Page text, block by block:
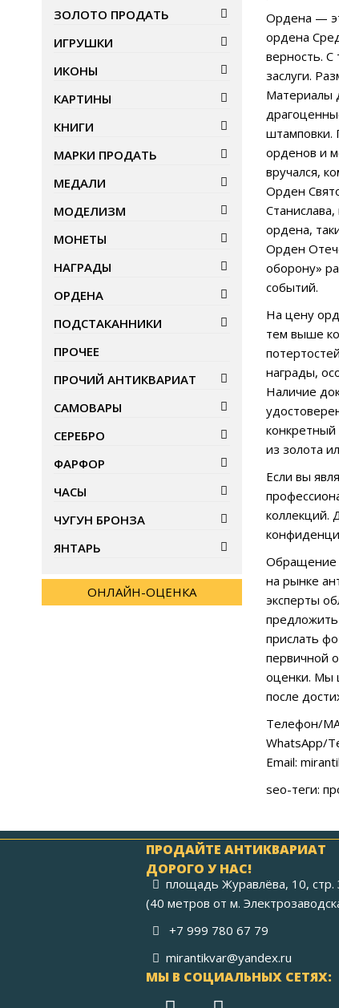
Ордена —
ордена
верность.
заслуги.
Материалы
штамповки.
орденов и
вручался,
Орден
ордена,
Орден
оборону»
событий.
На цену
тем выше
награды,
Наличие
из золота
Если вы
коллекций.
Обращение
на рынке
эксперты
прислать
первичной
оценки. Мы
после
Телефон/
WhatsApp/
Email:
seo-теги:
ЗОЛОТО ПРОДАТЬ
ИГРУШКИ
ИКОНЫ
КАРТИНЫ
КНИГИ
МАРКИ ПРОДАТЬ
МЕДАЛИ
МОДЕЛИЗМ
МОНЕТЫ
НАГРАДЫ
ОРДЕНА
ПОДСТАКАННИКИ
ПРОЧЕЕ
ПРОЧИЙ АНТИКВАРИАТ
САМОВАРЫ
СЕРЕБРО
ФАРФОР
ЧАСЫ
ЧУГУН БРОНЗА
ЯНТАРЬ
ОНЛАЙН-ОЦЕНКА
ПРОДАЙТЕ АНТИКВАРИАТ
ДОРОГО У НАС!
площадь Журавлёва, 10, стр.
(40 метров от м.
+7 999 780 67 79
mirantikvar@yandex.ru
МЫ В СОЦИАЛЬНЫХ СЕТЯХ: